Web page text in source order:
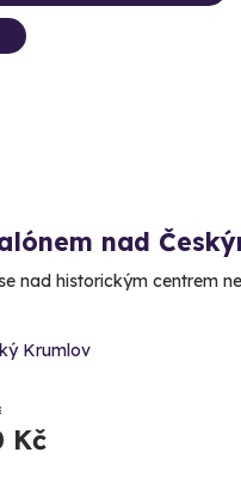
nad
nad historickým centrem
Krumlov
Kč